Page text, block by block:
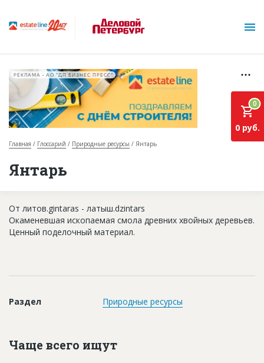
О проекте
База строящихся объектов
Инвестпроекты
Правила работы
РЕКЛАМА • АО "ДП БИЗНЕС ПРЕСС"
Главная Глоссарий Природные ресурсы Янтарь
Янтарь
0
0 руб.
От литов.gintaras - латыш.dzintars
Окаменевшая ископаемая смола древних хвойных деревьев.
Ценный поделочный материал.
Раздел Природные ресурсы
Чаще всего ищут